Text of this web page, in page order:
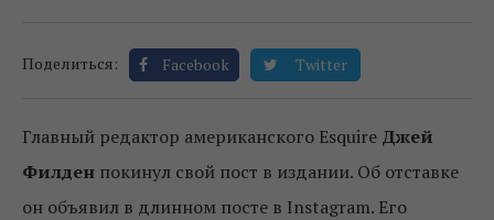
Поделиться: Facebook Twitter
Главный редактор американского Esquire Джей
Филден покинул свой пост в издании. Об отставке
он объявил в длинном посте в Instagram. Его